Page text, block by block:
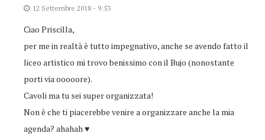
12 Settembre 2018 - 9:53
Ciao Priscilla,
per me in realtà è tutto impegnativo, anche se avendo fatto il
liceo artistico mi trovo benissimo con il Bujo (nonostante
porti via ooooore).
Cavoli ma tu sei super organizzata!
Non è che ti piacerebbe venire a organizzare anche la mia
agenda? ahahah ♥